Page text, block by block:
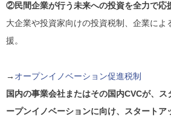
②民間企業が行う未来への投資を全力で応
大企業や投資家向けの投資税制、企業によ
援。
→ オープンイノベーション促進税制
国内の事業会社またはその国内CVCが、
ープンイノベーションに向け、スタートア